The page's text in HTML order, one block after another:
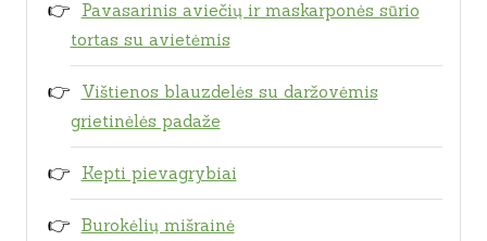
Pavasarinis aviečių ir maskarponės sūrio
tortas su avietėmis
Vištienos blauzdelės su daržovėmis
grietinėlės padaže
Kepti pievagrybiai
Burokėlių mišrainė